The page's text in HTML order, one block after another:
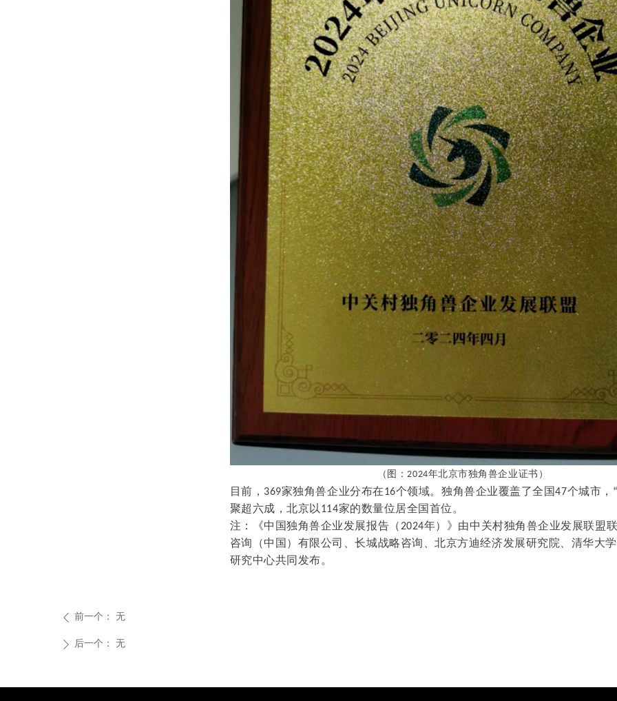
（图：2024年北京市独角兽企业证书）
目前， 369家独角兽企业分布在16个领域。独角兽企业覆盖了全国47个城市，
聚超六成，北京以114家的数量位居全国首位。
注：
《中国独角兽企业发展报告（2024年）》由中关村独角兽企业发展联盟
咨询（中国）有限公司、长城战略咨询、北京方迪经济发展研究院、清华大
研究中心共同发布。
ꄴ 前一个： 无
ꄲ 后一个： 无